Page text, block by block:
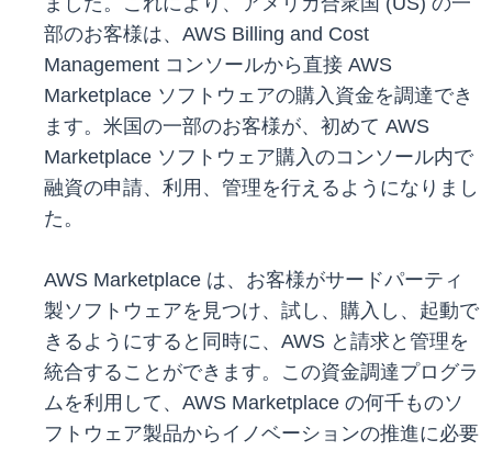
部のお客様は、AWS Billing and Cost
Management コンソールから直接 AWS
Marketplace ソフトウェアの購入資金を調達でき
ます。米国の一部のお客様が、初めて AWS
Marketplace ソフトウェア購入のコンソール内で
融資の申請、利用、管理を行えるようになりまし
た。
AWS Marketplace は、お客様がサードパーティ
製ソフトウェアを見つけ、試し、購入し、起動で
きるようにすると同時に、AWS と請求と管理を
統合することができます。この資金調達プログラ
ムを利用して、AWS Marketplace の何千ものソ
フトウェア製品からイノベーションの推進に必要